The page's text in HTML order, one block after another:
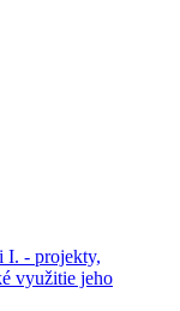
I. - projekty,
využitie jeho